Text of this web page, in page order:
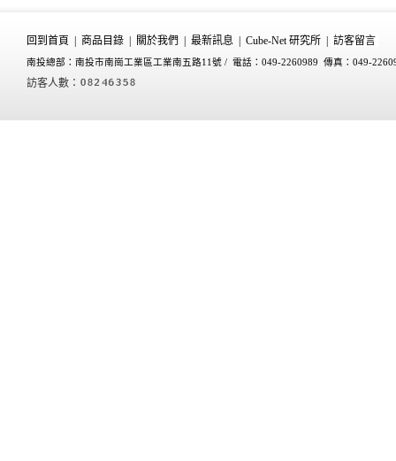
回到首頁 商品目錄 關於我們 最新訊息 Cube-Net 研究所 訪客留言
南投總部：南投市南崗工業區工業南五路11號 / 電話：049-2260989 傳真：049-
訪客人數：